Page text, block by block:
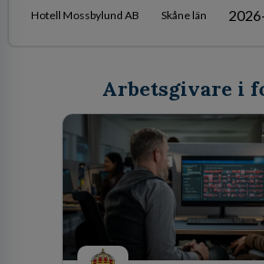
Hotell Mossbylund AB Skåne län
Arbetsgivare i